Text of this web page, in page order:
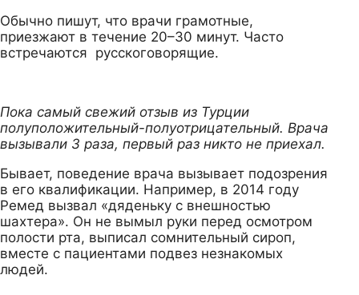
Обычно пишут, что врачи грамотные,
приезжают в течение 20–30 минут. Часто
встречаются русскоговорящие.
Пока самый свежий отзыв из Турции
полуположительный-полуотрицательный. Врача
вызывали 3 раза, первый раз никто не приехал.
Бывает, поведение врача вызывает подозрения
в его квалификации. Например, в 2014 году
Ремед вызвал «дяденьку с внешностью
шахтера». Он не вымыл руки перед осмотром
полости рта, выписал сомнительный сироп,
вместе с пациентами подвез незнакомых
людей.